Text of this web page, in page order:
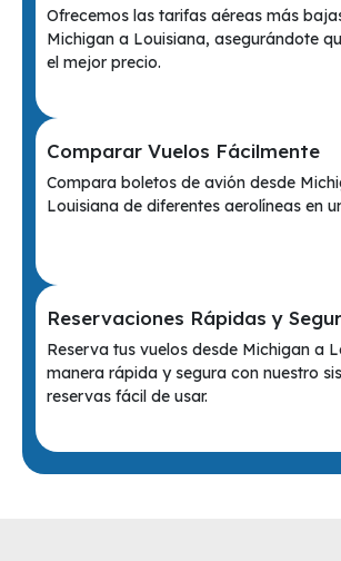
Ofrecemos las tarifas aéreas más
Michigan a Louisiana, asegurándote
el mejor precio.
Comparar Vuelos Fácilmente
Compara boletos de avión desde
Louisiana de diferentes aerolíneas en
Reservaciones Rápidas y
Reserva tus vuelos desde Michigan a
manera rápida y segura con nuestro
reservas fácil de usar.